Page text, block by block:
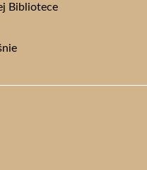
Bibliotece